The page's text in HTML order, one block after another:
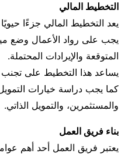
التخطيط المالي
يعد التخطيط المالي جزءًا
يجب على رواد الأعمال وضع
المتوقعة والإيرادات المحتملة.
يساعد هذا التخطيط على تجنب
كما يجب دراسة خيارات
والمستثمرين، والتمويل الذاتي.
بناء فريق العمل
يعتبر فريق العمل أحد أهم